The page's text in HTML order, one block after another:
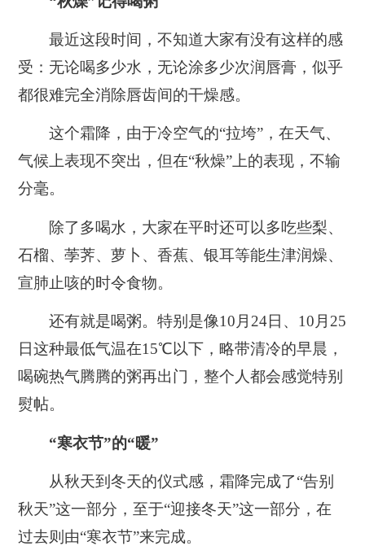
最近这段时间，不知道大家有没有这样的感
受：无论喝多少水，无论涂多少次润唇膏，似乎
都很难完全消除唇齿间的干燥感。
这个霜降，由于冷空气的“拉垮”，在天气、
气候上表现不突出，但在“秋燥”上的表现，不输
分毫。
除了多喝水，大家在平时还可以多吃些梨、
石榴、荸荠、萝卜、香蕉、银耳等能生津润燥、
宣肺止咳的时令食物。
还有就是喝粥。特别是像10月24日、10月25
日这种最低气温在15℃以下，略带清冷的早晨，
喝碗热气腾腾的粥再出门，整个人都会感觉特别
熨帖。
“寒衣节”的“暖”
从秋天到冬天的仪式感，霜降完成了“告别
秋天”这一部分，至于“迎接冬天”这一部分，在
过去则由“寒衣节”来完成。